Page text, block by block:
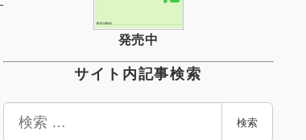
発売中
サイト内記事検索
検
検索